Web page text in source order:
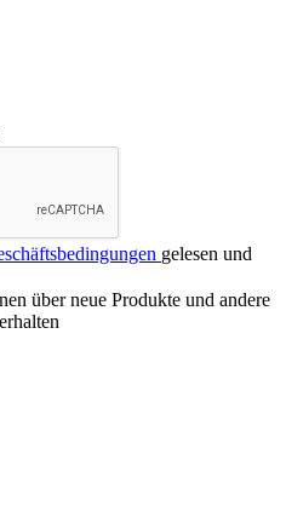
gelesen und
über neue Produkte und andere